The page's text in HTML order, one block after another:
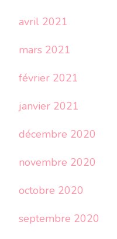
avril 2021
mars 2021
février 2021
janvier 2021
décembre 2020
novembre 2020
octobre 2020
septembre 2020